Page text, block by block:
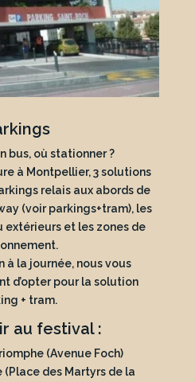
bus, où stationner ?
à Montpellier, 3 solutions
relais aux abords de
(voir parkings+tram), les
extérieurs et les zones de
à la journée, nous vous
d’opter pour la solution
+ tram.
au festival :
(Avenue Foch)
des Martyrs de la